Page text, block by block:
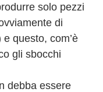
solo pezzi
di
questo, com’è
gli sbocchi
debba essere